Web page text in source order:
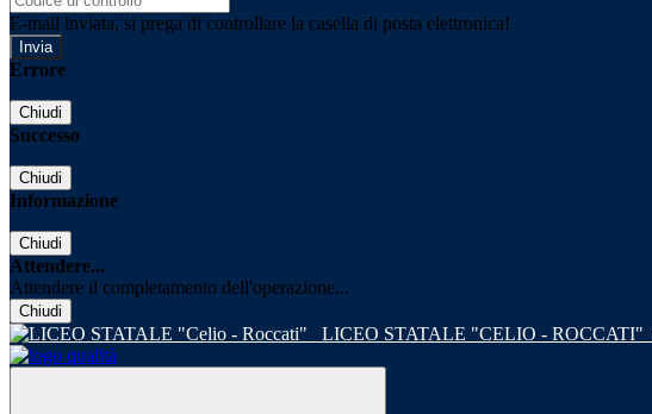
E-mail inviata, si prega di controllare la casella di posta elettronica!
Errore
Chiudi
Successo
Chiudi
Informazione
Chiudi
Attendere...
Attendere il completamento dell'operazione...
Chiudi
LICEO STATALE "CELIO - ROCCATI"